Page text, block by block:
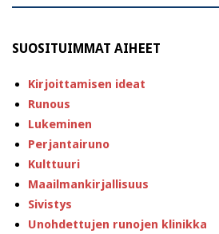
SUOSITUIMMAT AIHEET
Kirjoittamisen ideat
Runous
Lukeminen
Perjantairuno
Kulttuuri
Maailmankirjallisuus
Sivistys
Unohdettujen runojen klinikka